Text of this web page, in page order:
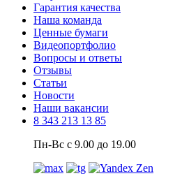
Гарантия качества
Наша команда
Ценные бумаги
Видеопортфолио
Вопросы и ответы
Отзывы
Статьи
Новости
Наши вакансии
8 343 213 13 85
Пн-Вс с 9.00 до 19.00